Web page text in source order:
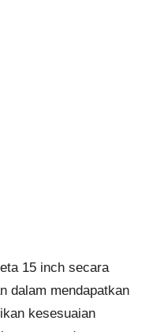
15 inch secara
dalam mendapatkan
kesesuaian